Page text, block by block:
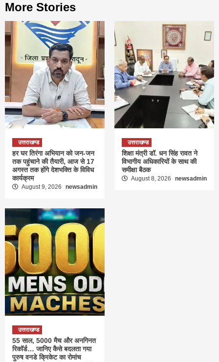
More Stories
उत्तराखण्ड
हर घर तिरंगा अभियान को जन-जन
तक पहुंचाने की तैयारी, आज से 17
अगस्त तक होंगे देशभक्ति के विविध
कार्यक्रम
August 9, 2026 newsadmin
उत्तराखण्ड
शिक्षा मंत्री डॉ. धन सिंह रावत ने
विभागीय अधिकारियों के साथ की
समीक्षा बैठक
August 8, 2026 newsadmin
उत्तराखण्ड
55 साल, 5000 मैच और अनगिनत
रिकॉर्ड… जानिए कैसे बदलता गया
पुरुष वनडे क्रिकेट का रोमांच